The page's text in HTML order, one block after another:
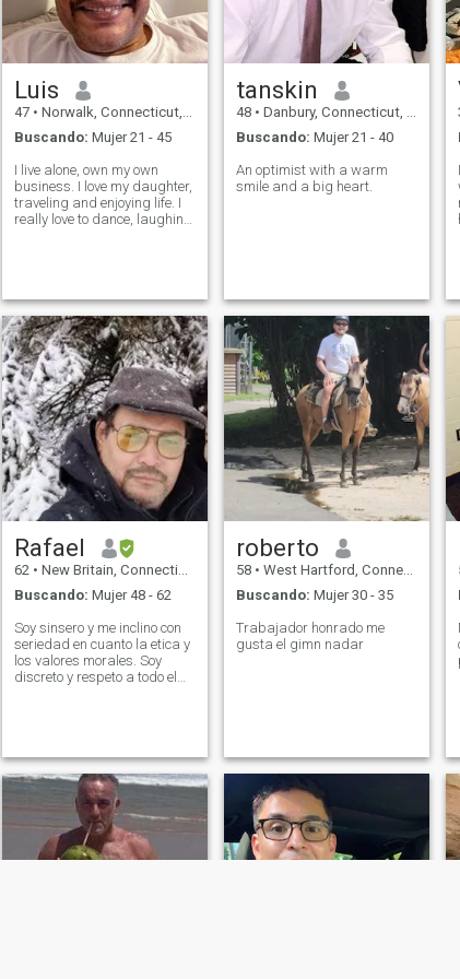
Luis
47 • Norwalk, Connecticut, Estados Unidos
Buscando: Mujer 21 - 45
I live alone, own my own
business. I love my daughter,
traveling and enjoying life. I
really love to dance, laughing
scammer.
tanskin
48 • Danbury, Connecticut, Estados Unidos
Buscando: Mujer 21 - 40
An optimist with a warm
smile and a big heart.
Rafael
62 • New Britain, Connecticut, Estados Unidos
Buscando: Mujer 48 - 62
Soy sinsero y me inclino con
seriedad en cuanto la etica y
los valores morales. Soy
discreto y respeto a todo el
Trato de aprender al maximo
de mis errores canalizando
lo negativo por lo edificante y
constructivo'. Me gusta
compartir en familiay la
comunicacion y el respeto son
muy importantes.
roberto
58 • West Hartford, Connecticut, Estados Unidos
Buscando: Mujer 30 - 35
Trabajador honrado me
gusta el gimn nadar